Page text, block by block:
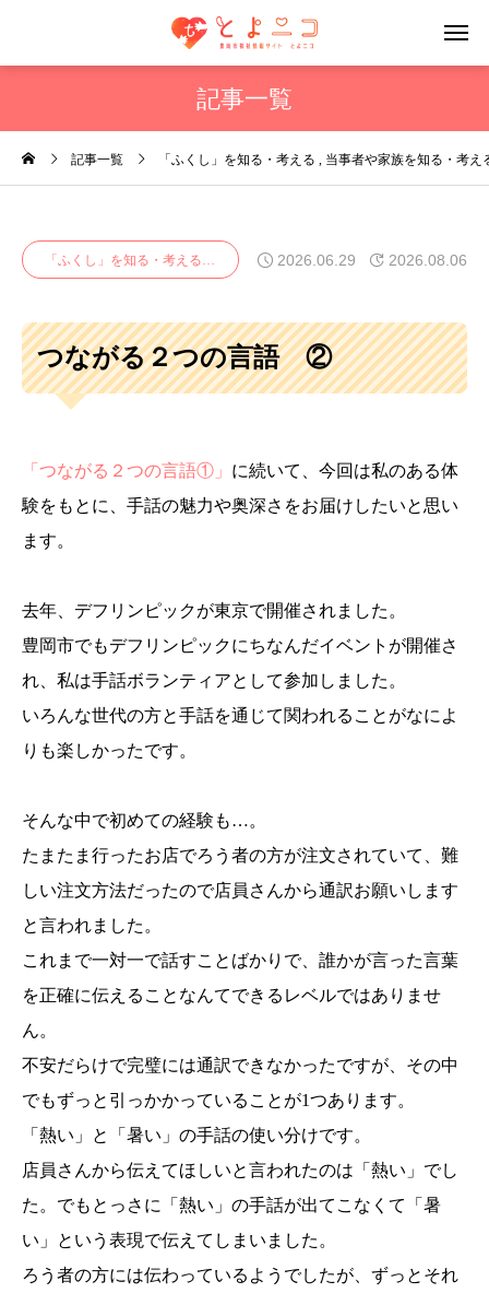
記事一覧
記事一覧 「ふくし」を知る・考える 当事者や家族を知る・考え
「ふくし」を知る・考える 当事者や家族を知る・考える みんなでつな
2026.06.29 2026.08.06
つながる２つの言語 ②
「つながる２つの言語①」 に続いて、今回は私のある体
験をもとに、手話の魅力や奥深さをお届けしたいと思い
ます。
去年、デフリンピックが東京で開催されました。
豊岡市でもデフリンピックにちなんだイベントが開催さ
れ、私は手話ボランティアとして参加しました。
いろんな世代の方と手話を通じて関われることがなによ
りも楽しかったです。
そんな中で初めての経験も…。
たまたま行ったお店でろう者の方が注文されていて、難
しい注文方法だったので店員さんから通訳お願いします
と言われました。
これまで一対一で話すことばかりで、誰かが言った言葉
を正確に伝えることなんてできるレベルではありませ
ん。
不安だらけで完璧には通訳できなかったですが、その中
でもずっと引っかかっていることが1つあります。
「熱い」と「暑い」の手話の使い分けです。
店員さんから伝えてほしいと言われたのは「熱い」でし
た。でもとっさに「熱い」の手話が出てこなくて「暑
い」という表現で伝えてしまいました。
ろう者の方には伝わっているようでしたが、ずっとそれ